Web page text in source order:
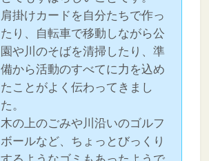
肩掛けカードを自分たちで作っ
たり、自転車で移動しながら公
園や川のそばを清掃したり、準
備から活動のすべてに力を込め
たことがよく伝わってきまし
た。
木の上のごみや川沿いのゴルフ
ボールなど、ちょっとびっくり